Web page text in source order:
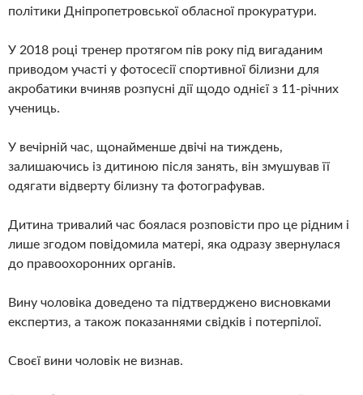
політики Дніпропетровської обласної прокуратури.
У 2018 році тренер протягом пів року під вигаданим
приводом участі у фотосесії спортивної білизни для
акробатики вчиняв розпусні дії щодо однієї з 11-річних
учениць.
У вечірній час, щонайменше двічі на тиждень,
залишаючись із дитиною після занять, він змушував її
одягати відверту білизну та фотографував.
Дитина тривалий час боялася розповісти про це рідним і
лише згодом повідомила матері, яка одразу звернулася
до правоохоронних органів.
Вину чоловіка доведено та підтверджено висновками
експертиз, а також показаннями свідків і потерпілої.
Своєї вини чоловік не визнав.